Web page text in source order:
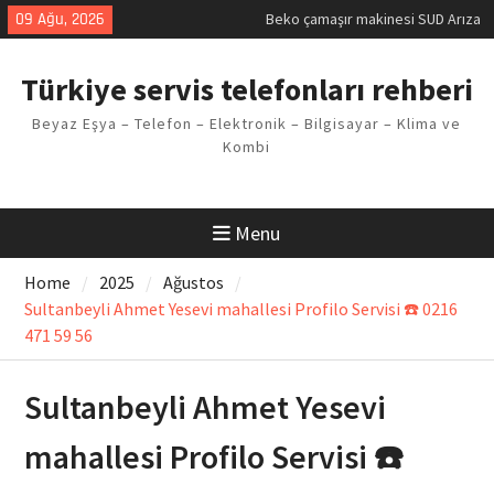
Skip
to
09 Ağu, 2026
Demirdöküm buzdolabı E1 Arıza
Kodu
Arızası Çözümü
Sorunu
Viessmann kombi F3 Hatası
Beko çamaşır makinesi SUD Arıza
Kodu
Türkiye servis telefonları rehberi
Beyaz Eşya – Telefon – Elektronik – Bilgisayar – Klima ve
Kombi
Menu
Home 2025
Ağustos
Sultanbeyli Ahmet Yesevi mahallesi Profilo Servisi ☎️ 0216
471 59 56
Sultanbeyli Ahmet Yesevi
mahallesi Profilo Servisi ☎️